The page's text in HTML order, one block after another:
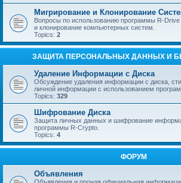
Мигрирование и Клонирование
Вопросы по использованию программы R-Drive
и клонирование компьютерных систем.
Topics: 2
ЗАЩИТА ПЕРСОНАЛЬНЫХ ДАННЫХ И
Удаление Информации с Диска
Обсуждение удаления информации с диска,
личной информации с использованием
Topics: 329
Шифрование Диска
Защита личных данных и шифрование
программы R-Crypto.
Topics: 4
ФОРУМ
Объявления